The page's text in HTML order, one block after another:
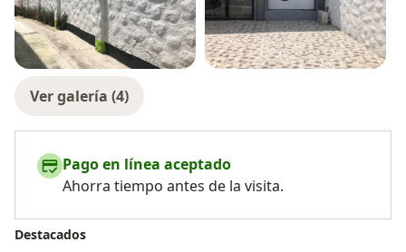
Ver galería (4)
Pago en línea aceptado
Ahorra tiempo antes de la visita.
Destacados